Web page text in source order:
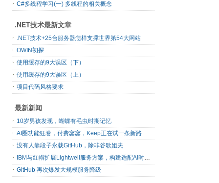
C#多线程学习(一) 多线程的相关概念
.NET技术最新文章
.NET技术+25台服务器怎样支撑世界第54大网站
OWIN初探
使用缓存的9大误区（下）
使用缓存的9大误区（上）
项目代码风格要求
最新新闻
10岁男孩发现，蝴蝶有毛虫时期记忆
AI圈功能狂卷，付费寥寥，Keep正在试一条新路
没有人靠段子永载GitHub，除非谷歌姐夫
IBM与红帽扩展Lightwell服务方案，构建适配AI时代开源生态的可信基础设施
GitHub 再次爆发大规模服务降级